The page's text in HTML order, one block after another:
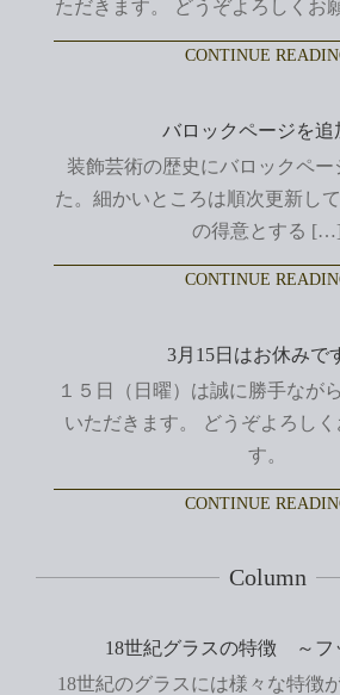
ただきます。 どうぞよろしくお
CONTINUE
バロックページを追
装飾芸術の歴史にバロックペー
た。細かいところは順次更新し
の得意とする […]
CONTINUE
3月15日はお休みで
１５日（日曜）は誠に勝手なが
いただきます。 どうぞよろしく
す。
CONTINUE
Column
18世紀グラスの特徴 ～フ
18世紀のグラスには様々な特徴